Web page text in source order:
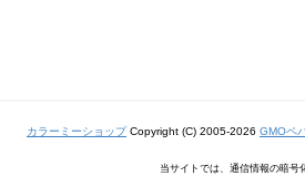
カラーミーショップCopyright (C) 2005-2026 GMOペ
当サイトでは、通信情報の暗号